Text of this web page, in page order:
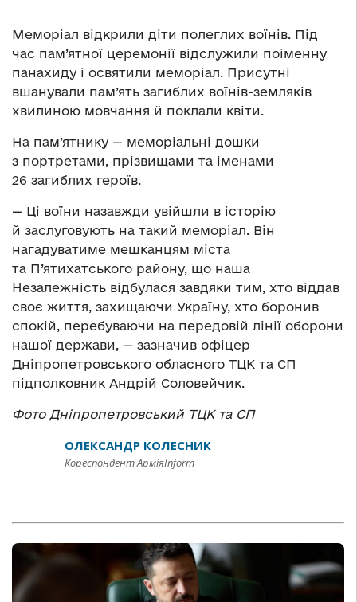
Меморіал відкрили діти полеглих воїнів. Під
час пам’ятної церемонії відслужили поіменну
панахиду і освятили меморіал. Присутні
вшанували пам’ять загиблих воїнів-земляків
хвилиною мовчання й поклали квіти.
На пам’ятнику — меморіальні дошки
з портретами, прізвищами та іменами
26 загиблих героїв.
— Ці воїни назавжди увійшли в історію
й заслуговують на такий меморіал. Він
нагадуватиме мешканцям міста
та П’ятихатського району, що наша
Незалежність відбулася завдяки тим, хто віддав
своє життя, захищаючи Україну, хто боронив
спокій, перебуваючи на передовій лінії оборони
нашої держави, — зазначив офіцер
Дніпропетровського обласного ТЦК та СП
підполковник Андрій Соловейчик.
Фото Дніпропетровський ТЦК та СП
ОЛЕКСАНДР КОЛЕСНИК
Кореспондент АрміяInform